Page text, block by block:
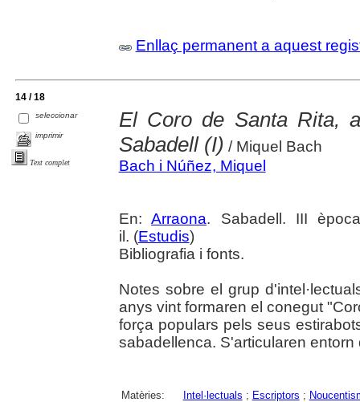
Enllaç permanent a aquest
14 / 18
seleccionar
imprimir
Text complet
El Coro de Santa Rita,
Sabadell (I) / Miquel Bach
Bach i Núñez, Miquel
En:Arraona. Sabadell. III
il. (Estudis)
Bibliografia i fonts.
Notes sobre el grup
anys vint formaren el conegut
força populars pels seus
sabadellenca. S'articularen entorn
Matèries: Intel·lectuals ; Escriptors ;